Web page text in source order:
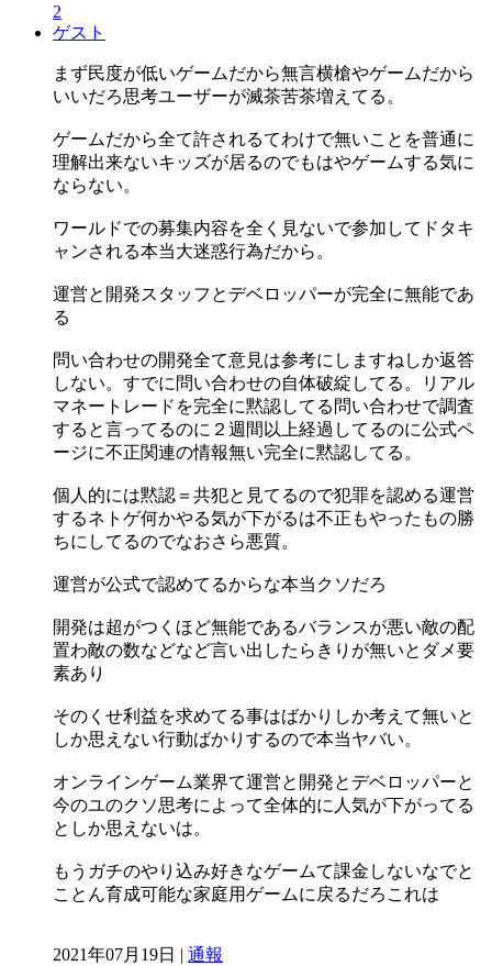
2
ゲスト
まず民度が低いゲームだから無言横槍やゲームだから
いいだろ思考ユーザーが滅茶苦茶増えてる。
ゲームだから全て許されるてわけで無いことを普通に
理解出来ないキッズが居るのでもはやゲームする気に
ならない。
ワールドでの募集内容を全く見ないで参加してドタキ
ャンされる本当大迷惑行為だから。
運営と開発スタッフとデベロッパーが完全に無能であ
る
問い合わせの開発全て意見は参考にしますねしか返答
しない。すでに問い合わせの自体破綻してる。リアル
マネートレードを完全に黙認してる問い合わせで調査
すると言ってるのに２週間以上経過してるのに公式ペ
ージに不正関連の情報無い完全に黙認してる。
個人的には黙認＝共犯と見てるので犯罪を認める運営
するネトゲ何かやる気が下がるは不正もやったもの勝
ちにしてるのでなおさら悪質。
運営が公式で認めてるからな本当クソだろ
開発は超がつくほど無能であるバランスが悪い敵の配
置わ敵の数などなど言い出したらきりが無いとダメ要
素あり
そのくせ利益を求めてる事はばかりしか考えて無いと
しか思えない行動ばかりするので本当ヤバい。
オンラインゲーム業界て運営と開発とデベロッパーと
今のユのクソ思考によって全体的に人気が下がってる
としか思えないは。
もうガチのやり込み好きなゲームて課金しないなでと
ことん育成可能な家庭用ゲームに戻るだろこれは
2021年07月19日 | 通報